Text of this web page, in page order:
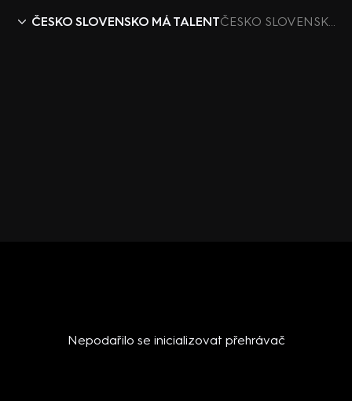
ČESKO SLOVENSKO MÁ TALENT ČESKO SLOVENSKO MÁ TALENT IX (5) - upoutávka
Nepodařilo se inicializovat přehrávač